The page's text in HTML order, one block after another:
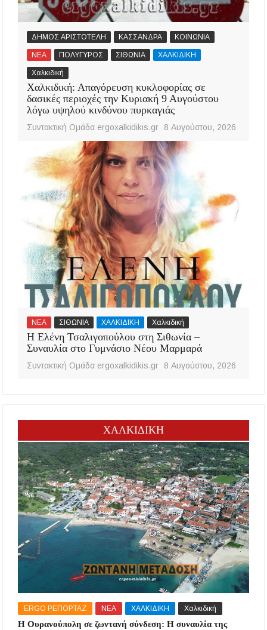
ΔΗΜΟΣ ΑΡΙΣΤΟΤΕΛΗ ΚΑΣΣΑΝΔΡΑ ΚΟΙΝΩΝΙΑ
ΝΕΑ ΠΟΛΥΓΥΡΟΣ ΣΙΘΩΝΙΑ ΧΑΛΚΙΔΙΚΗ
Χαλκιδική
Χαλκιδική: Απαγόρευση κυκλοφορίας σε
δασικές περιοχές την Κυριακή 9 Αυγούστου
λόγω υψηλού κινδύνου πυρκαγιάς
Συντακτική Ομάδα ergoxalkidikis.gr 8 Αυγούστου, 2026
ΝΕΑ ΣΙΘΩΝΙΑ ΧΑΛΚΙΔΙΚΗ Χαλκιδική
Η Ελένη Τσαλιγοπούλου στη Σιθωνία –
Συναυλία στο Γυμνάσιο Νέου Μαρμαρά
Συντακτική Ομάδα ergoxalkidikis.gr 8 Αυγούστου, 2026
ΧΑΛΚΙΔΙΚΗ
ERGO ΡΕΠΟΡΤΑΖ ΝΕΑ ΧΑΛΚΙΔΙΚΗ Χαλκιδική
Η Ουρανούπολη σε ζωντανή σύνδεση: Η συναυλία της